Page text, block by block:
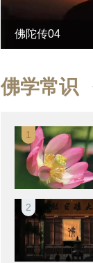
佛陀传04
佛学常识
1
2